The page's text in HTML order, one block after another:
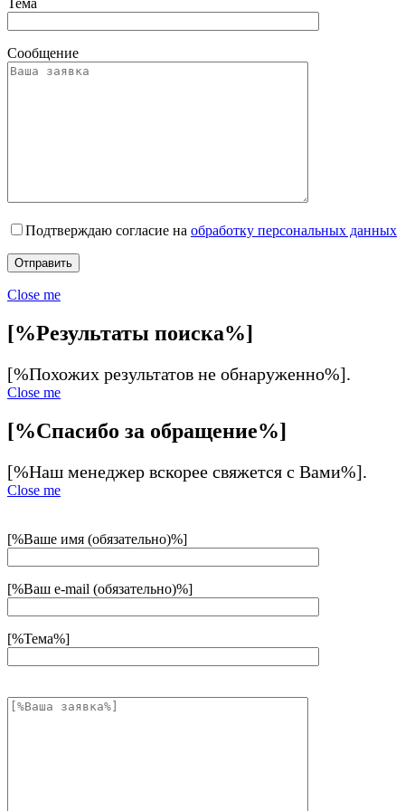
Тема
Сообщение
Подтверждаю согласие на обработку персональных данных
Close me
[%Результаты поиска%]
[%Похожих результатов не обнаруженно%].
Close me
[%Спасибо за обращение%]
[%Наш менеджер вскорее свяжется с Вами%].
Close me
[%Ваше имя (обязательно)%]
[%Ваш e-mail (обязательно)%]
[%Тема%]